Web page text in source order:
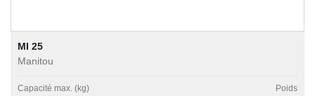
MI 25
Manitou
Capacité max. (kg)
Poids